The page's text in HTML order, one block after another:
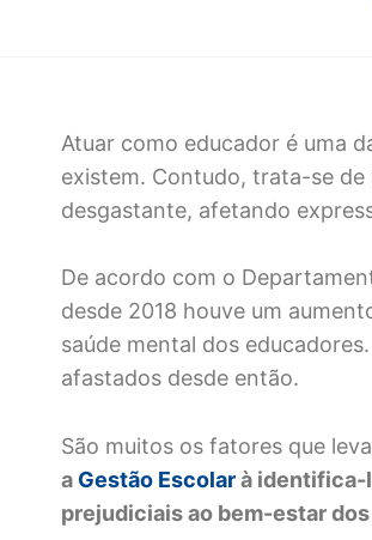
Atuar como educador é uma
existem. Contudo, trata-se
desgastante, afetando
De acordo com o
desde 2018 houve um
saúde mental dos
afastados desde então.
São muitos os fatores que
a Gestão Escolarà identifica-
prejudiciais ao bem-estar